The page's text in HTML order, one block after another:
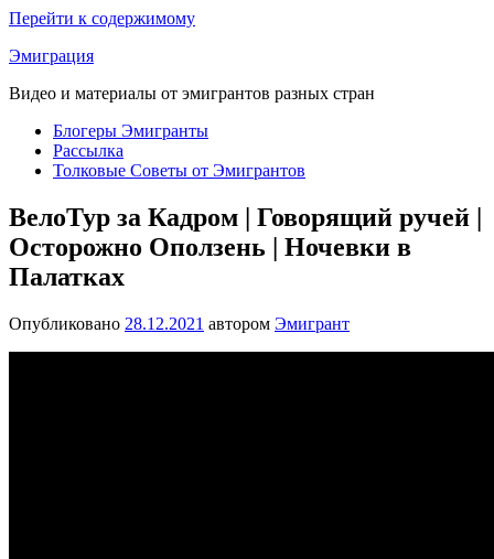
Перейти к содержимому
Эмиграция
Видео и материалы от эмигрантов разных стран
Блогеры Эмигранты
Рассылка
Толковые Советы от Эмигрантов
ВелоТур за Кадром | Говорящий ручей |
Осторожно Оползень | Ночевки в
Палатках
Опубликовано 28.12.2021 автором Эмигрант